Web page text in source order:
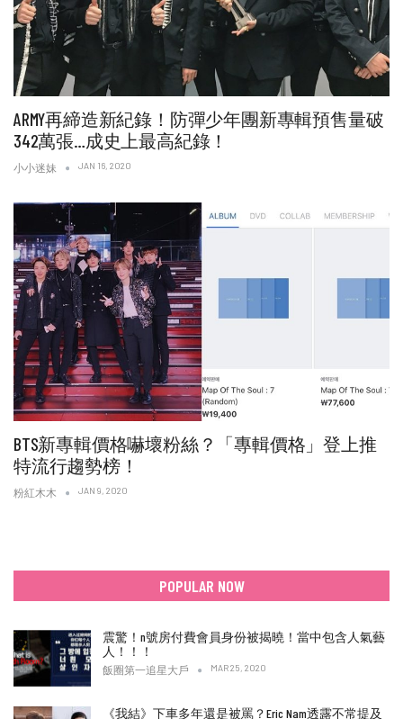
ARMY再締造新紀錄！防彈少年團新專輯預售量破
342萬張…成史上最高紀錄！
小小迷妹 JAN 16, 2020
BTS新專輯價格嚇壞粉絲？「專輯價格」登上推
特流行趨勢榜！
粉紅木木 JAN 9, 2020
POPULAR NOW
震驚！n號房付費會員身份被揭曉！當中包含人氣藝
人！！！
飯圈第一追星大戶 MAR 25, 2020
《我結》下車多年還是被罵？Eric Nam透露不常提及